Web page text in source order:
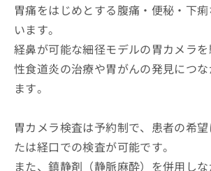
胃痛をはじめとする腹痛・便秘・下
います。
経鼻が可能な細径モデルの胃カメラ
性食道炎の治療や胃がんの発見につ
ます。
胃カメラ検査は予約制で、患者の希
たは経口での検査が可能です。
また、鎮静剤（静脈麻酔）を併用し